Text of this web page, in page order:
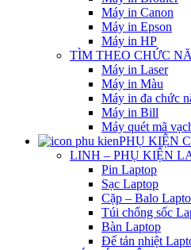
Máy in Canon
Máy in Epson
Máy in HP
TÌM THEO CHỨC
Máy in Laser
Máy in Màu
Máy in đa chức
Máy in Bill
Máy quét mã
PHỤ KIỆN
LINH – PHỤ KIỆN
Pin Laptop
Sạc Laptop
Cặp – Balo
Túi chống sốc
Bàn Laptop
Đế tản nhiệt